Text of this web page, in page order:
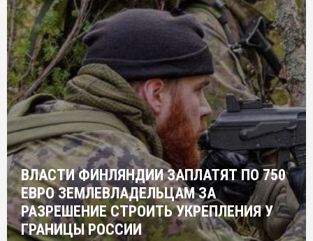
ВЛАСТИ ФИНЛЯНДИИ ЗАПЛАТЯТ ПО 750
ЕВРО ЗЕМЛЕВЛАДЕЛЬЦАМ ЗА
РАЗРЕШЕНИЕ СТРОИТЬ УКРЕПЛЕНИЯ У
ГРАНИЦЫ РОССИИ